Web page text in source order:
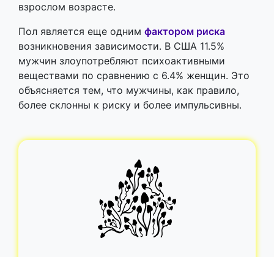
взрослом возрасте.
Пол является еще одним фактором риска
возникновения зависимости. В США 11.5%
мужчин злоупотребляют психоактивными
веществами по сравнению с 6.4% женщин. Это
объясняется тем, что мужчины, как правило,
более склонны к риску и более импульсивны.